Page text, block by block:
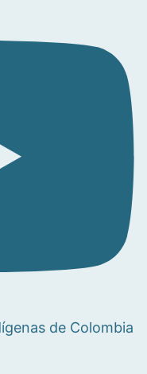
de Colombia